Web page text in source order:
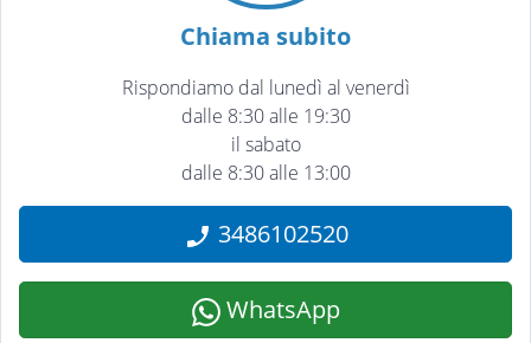
Chiama subito
Rispondiamo dal lunedì al venerdì
dalle 8:30 alle 19:30
il sabato
dalle 8:30 alle 13:00
3486102520
WhatsApp